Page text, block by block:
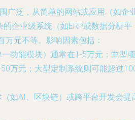
广泛，从简单的网站或应用（如企
企业级系统（如ERP或数据分析平
元不等。影响因素包括：
功能模块）通常在1-5万元；中型项
万元；大型定制系统则可能超过
如AI、区块链）或跨平台开发会提